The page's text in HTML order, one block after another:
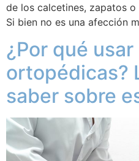
de los calcetines, zapatos
Si bien no es una afección
¿Por qué
ortopédicas?
saber sobre